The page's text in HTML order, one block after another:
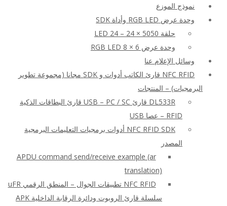
نموذج الموزع
وحدة عرض RGB LED وأداة SDK
حلقة LED 24 – 24 × 5050
وحدة عرض RGB LED 8 × 6
وسائل الإعلام عنا
NFC RFID قارئ الكاتب أدوات و SDK مجانا (مجموعة تطوير
البرمجيات) – المنتجات
DL533R قارئ USB – PC / SC قارئ البطاقات الذكية
RFID – عصا USB
NFC RFID SDK أدوات برمجيات التعليمات البرمجية
المصدر
APDU command send/receive example (ar
translation)
NFC RFID تطبيقات الجوال – المنطق الرقمي uFR
سلسلة قارئ الروبوت ودائرة الرقابة الداخلية APK